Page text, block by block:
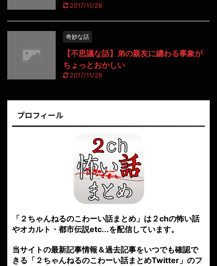
2017/11/28
奇妙な話
【不思議な話】弟の親友に纏わる事象が
ちょっとおかしい
2017/11/28
プロフィール
「２ちゃんねるのこわーい話まとめ」は２chの怖い話
やオカルト・都市伝説etc...を配信しています。
当サイトの最新記事情報＆過去記事をいつでも確認で
きる「２ちゃんねるのこわーい話まとめTwitter」のフ